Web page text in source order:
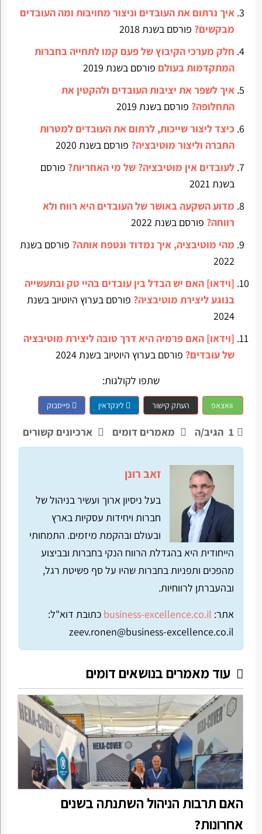
איך נרתום את העובדים וניצור מחויבות ומה העובדים
מבקשים? פורסם בשנת 2018
חלק מערכי הקיבוץ של פעם קמו לתחייה בחברות
המתקדמות בעולם פורסם בשנת 2019
איך לשפר את יציבות העובדים ולהקטין את
התחלופה? פורסם בשנת 2019
כיצד ליצור שייכות, לרתום את העובדים למטרות
החברה וליצור מוטיבציה? פורסם בשנת 2020
לעובדים אין מוטיבציה? של מי האחריות? פורסם
בשנת 2021
מדוע השקעה באושר של העובדים היא רווח ולא
רווחה? פורסם בשנת 2022
מהי מוטיבציה, איך נמדוד ונטפח אותה? פורסם בשנת
2022
[וידאו] האם יש הבדל בין עובדים בהיי טק ובתעשייה
בנוגע ליצירת מוטיבציה? פורסם בערוץ היוטיוב בשנת
2024
[וידאו] האם פרמיה היא דרך טובה ליצירת מוטיבציה
של עובדים? פורסם בערוץ היוטיוב בשנת 2024
שתפו לקולגות:
וואצאפ העתק קישור לינקדאין פייסבוק
1 הגיב/ה מאמרים דומים ארכיונים קשורים
זאב רונן
בעל ניסיון ארוך ועשיר בניהול של
חברות ויחידות עסקיות בארץ
ובעולם ובהקמת מיזמים. התמחותי
הייחודית היא בהגדלת הרווח הנקי בחברות ובביצוע
מהפכים ותפניות בחברות שהיו על סף פשיטת רגל,
ובהעברתן לרווחיות.
אתר: business-excellence.co.il כתובת דוא"ל:
zeev.ronen@business-excellence.co.il
עוד מאמרים בנושאים דומים
האם תרבות הניהול השתנתה בשנים
אחרונות?